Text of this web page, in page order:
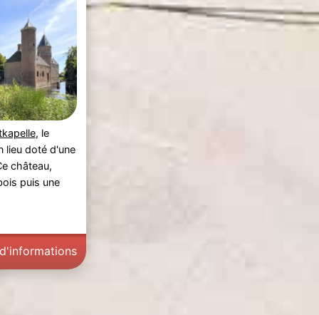
, le
lieu doté d'une
château,
puis une